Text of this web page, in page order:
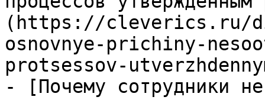
(https://cleverics.ru/
osnovnye-prichiny-
protsessov-
- [Почему сотрудники